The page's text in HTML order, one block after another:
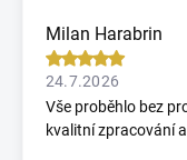
Milan Harabrin
24.7.2026
Vše proběhlo bez
kvalitní zpracování